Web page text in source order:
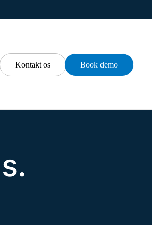
Kontakt os Book demo